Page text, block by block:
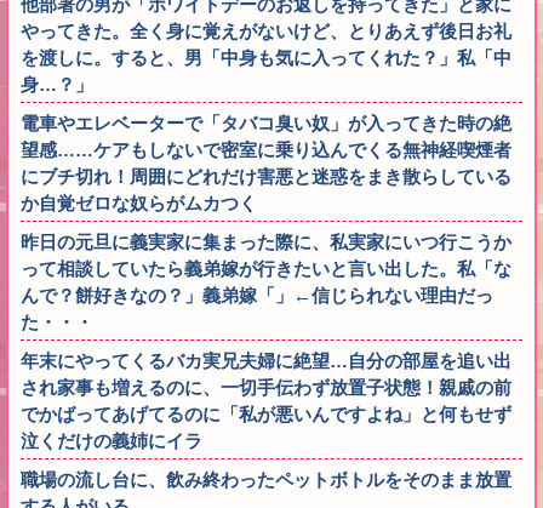
他部署の男が「ホワイトデーのお返しを持ってきた」と家に
やってきた。全く身に覚えがないけど、とりあえず後日お礼
を渡しに。すると、男「中身も気に入ってくれた？」私「中
身…？」
電車やエレベーターで「タバコ臭い奴」が入ってきた時の絶
望感……ケアもしないで密室に乗り込んでくる無神経喫煙者
にブチ切れ！周囲にどれだけ害悪と迷惑をまき散らしている
か自覚ゼロな奴らがムカつく
昨日の元旦に義実家に集まった際に、私実家にいつ行こうか
って相談していたら義弟嫁が行きたいと言い出した。私「な
んで？餅好きなの？」義弟嫁「」←信じられない理由だっ
た・・・
年末にやってくるバカ実兄夫婦に絶望…自分の部屋を追い出
され家事も増えるのに、一切手伝わず放置子状態！親戚の前
でかばってあげてるのに「私が悪いんですよね」と何もせず
泣くだけの義姉にイラ
職場の流し台に、飲み終わったペットボトルをそのまま放置